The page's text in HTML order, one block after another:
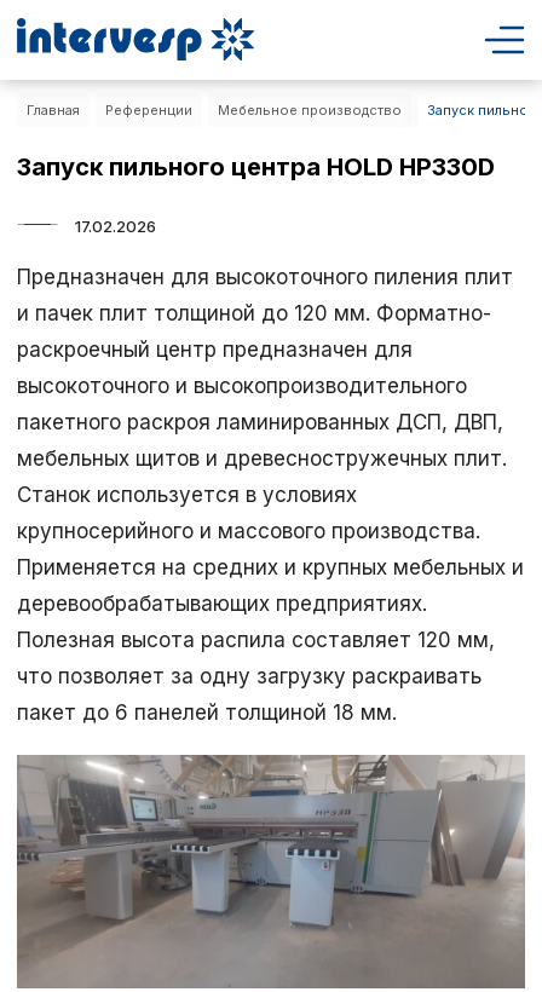
Главная Референции Мебельное производство Запуск
Запуск пильного центра HOLD HP330D
17.02.2026
Предназначен для высокоточного пиления плит
и пачек плит толщиной до 120 мм. Форматно-
раскроечный центр предназначен для
высокоточного и высокопроизводительного
пакетного раскроя ламинированных ДСП, ДВП,
мебельных щитов и древесностружечных плит.
Станок используется в условиях
крупносерийного и массового производства.
Применяется на средних и крупных мебельных и
деревообрабатывающих предприятиях.
Полезная высота распила составляет 120 мм,
что позволяет за одну загрузку раскраивать
пакет до 6 панелей толщиной 18 мм.